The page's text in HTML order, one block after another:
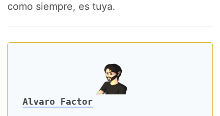
como siempre, es tuya.
Alvaro Factor